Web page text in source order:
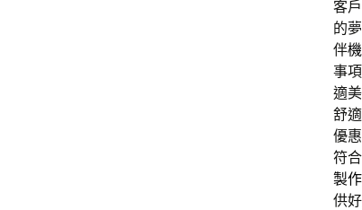
客
的
伴
事
適
舒
優
符合
製作
供